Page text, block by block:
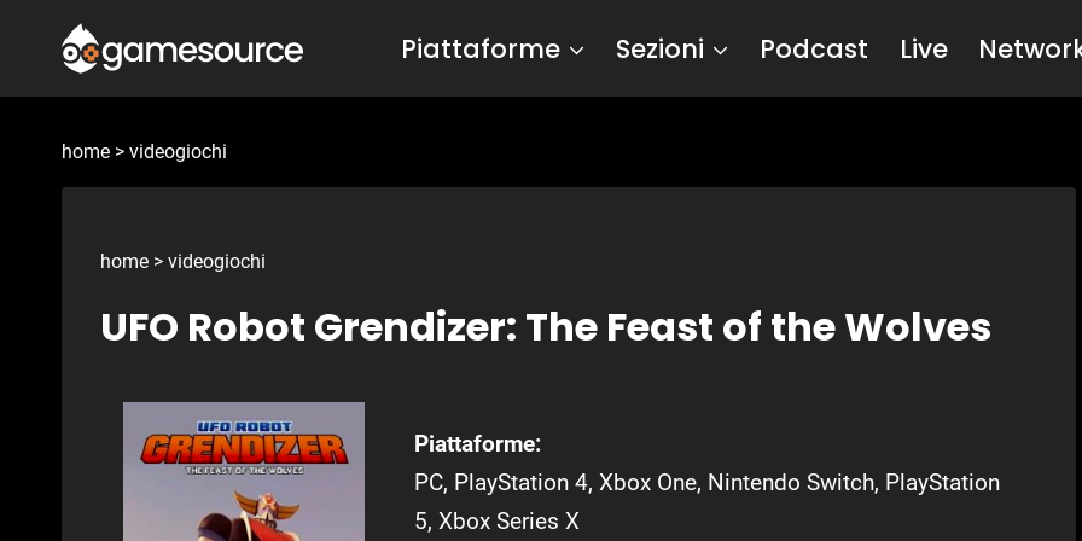
contenuto
Piattaforme Sezioni Podcast Live
home > videogiochi
home > videogiochi
UFO Robot Grendizer: The Feast of the Wolves
Piattaforme:
PC, PlayStation 4, Xbox One, Nintendo Switch, PlayStation
5, Xbox Series X